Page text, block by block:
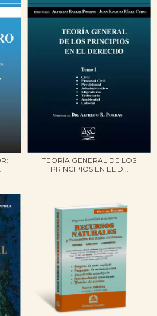
TEORÍA GENERAL DE LOS
PRINCIPIOS EN EL D...